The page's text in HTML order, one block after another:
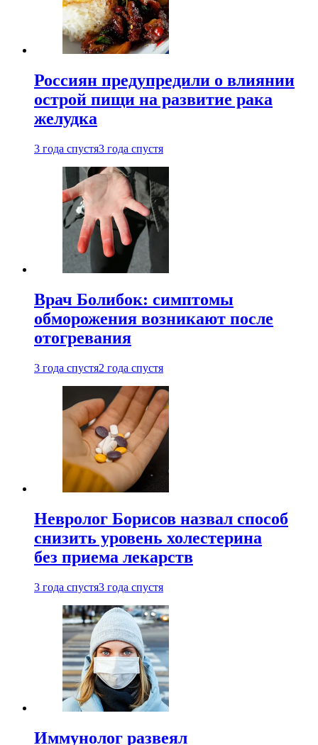
Россиян предупредили о влиянии
острой пищи на развитие рака
желудка
3 года спустя3 года спустя
Врач Болибок: симптомы
обморожения возникают после
отогревания
3 года спустя2 года спустя
Невролог Борисов назвал способ
снизить уровень холестерина
без приема лекарств
3 года спустя3 года спустя
Иммунолог развеял